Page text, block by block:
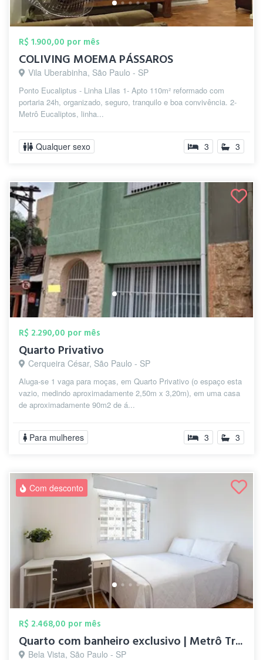
R$ 1.900,00 por mês
COLIVING MOEMA PÁSSAROS
Vila Uberabinha, São Paulo - SP
Ponto Eucaliptus - Linha Lilas 1- Apto 110m² reformado com
portaria 24h, organizado, seguro, tranquilo e boa convivência. 2-
Metrô Eucaliptos, linha...
Qualquer sexo 3 3
R$ 2.290,00 por mês
Quarto Privativo
Cerqueira César, São Paulo - SP
Aluga-se 1 vaga para moças, em Quarto Privativo (o espaço esta
vazio, medindo aproximadamente 2,50m x 3,20m), em uma casa
de aproximadamente 90m2 de á...
Para mulheres 3 3
Com desconto
R$ 2.468,00 por mês
Quarto com banheiro exclusivo | Metrô Tr...
Bela Vista, São Paulo - SP